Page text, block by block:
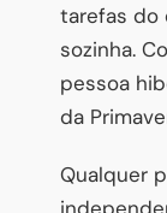
tarefas do
sozinha.
pessoa
da
Qualquer